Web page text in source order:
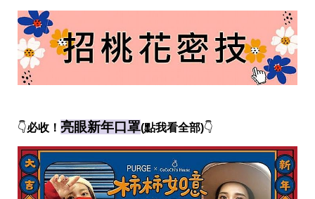
👇必收！ 亮眼新年口罩(點我看全部)👇